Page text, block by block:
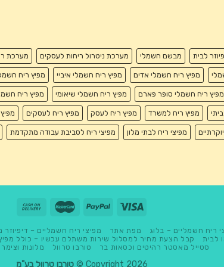
לבית מבשם חשמלי מערכת ניטרול ריחות לעסקים מערכת
מפיץ ריח חשמלי אדים מפיץ ריח חשמלי איביי מפיץ ריח
מפיץ ריח חשמלי סופר פארם מפיץ ריח חשמלי שיאומי מפיץ ריח
מפיץ ריח למשרד מפיץ ריח לעסק מפיץ ריח לעסקים
מפיצי ריח לבתי מלון מפיצי ריח לסביבת עבודה מתקדמת
ריח חשמליים – בלוג מפת אתר מפיצי ריח חשמליים – דיפיוזר
לבית
קבל הצעת מחיר למסלול שירות משתלם עכשיו – כולל מפיץ
סטייל מאסטר רהיטים וכסאות בר
טורבו טרוול מלונות
Copyright 2026 © טורבו טרוול בע"מ